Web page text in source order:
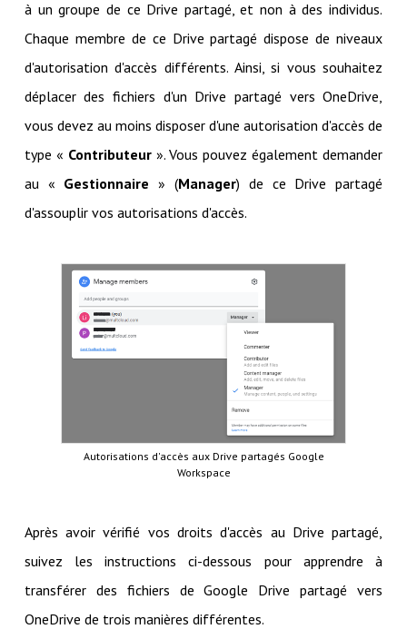
à un groupe de ce Drive partagé, et non à des individus.
Chaque membre de ce Drive partagé dispose de niveaux
d'autorisation d'accès différents. Ainsi, si vous souhaitez
déplacer des fichiers d'un Drive partagé vers OneDrive,
vous devez au moins disposer d'une autorisation d'accès de
type « Contributeur». Vous pouvez également demander
au « Gestionnaire » (Manager) de ce Drive partagé
d'assouplir vos autorisations d'accès.
Autorisations d'accès aux Drive partagés Google
Workspace
Après avoir vérifié vos droits d'accès au Drive partagé,
suivez les instructions ci-dessous pour apprendre à
transférer des fichiers de Google Drive partagé vers
OneDrive de trois manières différentes.